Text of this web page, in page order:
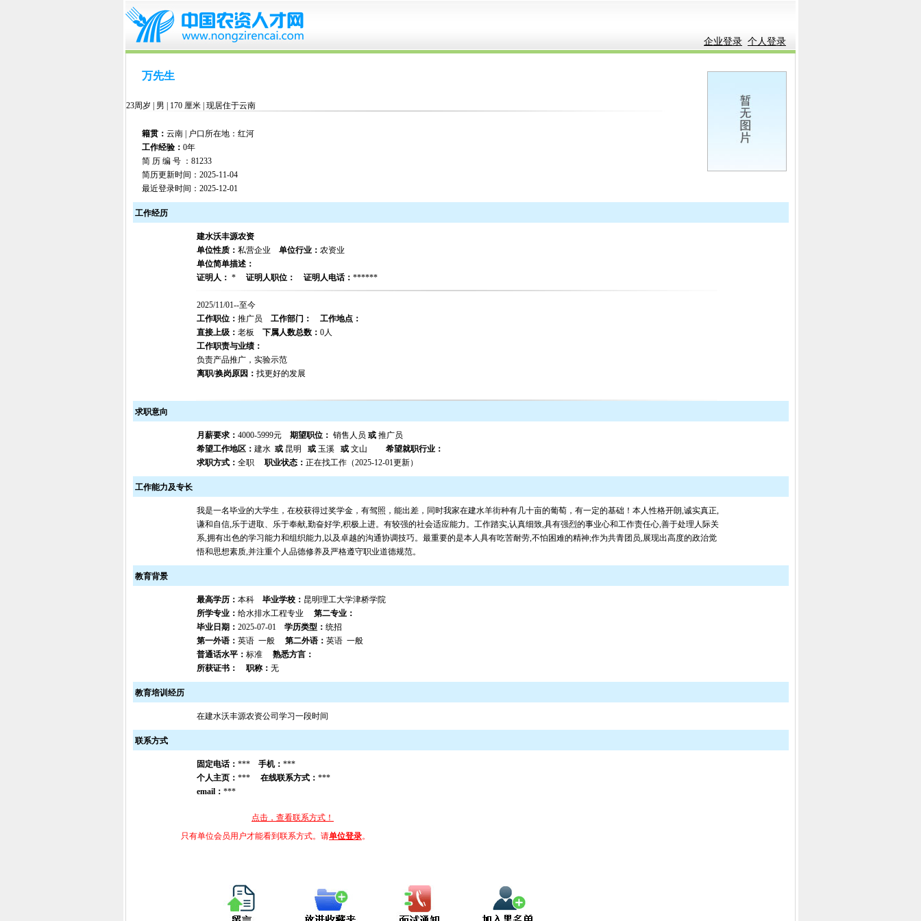
企业登录 个人登录
万先生
23周岁 | 男 | 170 厘米 | 现居住于云南
籍贯： 云南 | 户口所在地：红河
工作经验： 0年
简 历 编 号 ：81233
简历更新时间：2025-11-04
最近登录时间：2025-12-01
工作经历
建水沃丰源农资
单位性质： 私营企业 单位行业： 农资业
单位简单描述：
证明人： * 证明人职位： 证明人电话： ******
2025/11/01--至今
工作职位： 推广员 工作部门：
工作地点：
直接上级： 老板 下属人数总数： 0人
工作职责与业绩：
负责产品推广，实验示范
离职/换岗原因： 找更好的发展
求职意向
月薪要求： 4000-5999元 期望职位： 销售人员 或 推广员
希望工作地区： 建水 或 昆明 或 玉溪 或 文山 希望就职行业：
求职方式： 全职 职业状态： 正在找工作（2025-12-01更新）
工作能力及专长
我是一名毕业的大学生，在校获得过奖学金，有驾照，能出差，同时我家在建水羊街种有几十亩的葡萄，有一定的基础！本人性格开朗,诚实真正,
谦和自信,乐于进取、乐于奉献,勤奋好学,积极上进。有较强的社会适应能力。工作踏实,认真细致,具有强烈的事业心和工作责任心,善于处理人际关
系,拥有出色的学习能力和组织能力,以及卓越的沟通协调技巧。最重要的是本人具有吃苦耐劳,不怕困难的精神;作为共青团员,展现出高度的政治觉
悟和思想素质,并注重个人品德修养及严格遵守职业道德规范。
教育背景
最高学历： 本科 毕业学校： 昆明理工大学津桥学院
所学专业： 给水排水工程专业 第二专业：
毕业日期： 2025-07-01 学历类型： 统招
第一外语： 英语 一般 第二外语： 英语 一般
普通话水平： 标准 熟悉方言：
所获证书：
职称： 无
教育培训经历
在建水沃丰源农资公司学习一段时间
联系方式
固定电话： *** 手机： ***
个人主页： *** 在线联系方式： ***
email： ***
点击，查看联系方式！
只有单位会员用户才能看到联系方式。请单位登录。